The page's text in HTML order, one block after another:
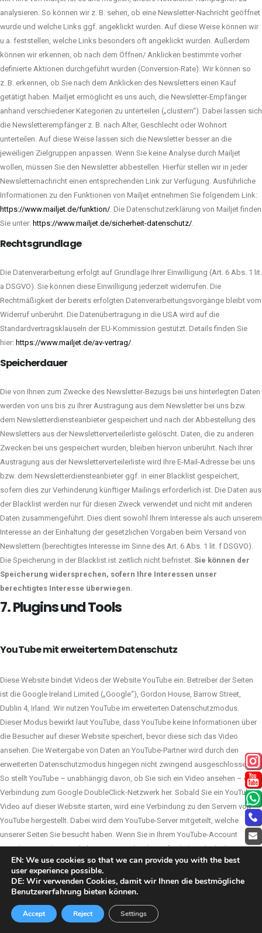
analysieren. So können wir z. B. sehen, ob eine Newsletter-Nachricht geöffnet
wurde und welche Links ggf. angeklickt wurden. Auf diese Weise können wir
u.a. feststellen, welche Links besonders oft angeklickt wurden. Außerdem
können wir erkennen, ob nach dem Öffnen/ Anklicken bestimmte vorher
definierte Aktionen durchgeführt wurden (Conversion-Rate). Wir können so
z. B. erkennen, ob Sie nach dem Anklicken des Newsletters einen Kauf
getätigt haben. Mailjet ermöglicht es uns auch, die Newsletter-Empfänger
anhand verschiedener Kategorien zu unterteilen („clustern“). Dabei lassen sich
die Newsletterempfänger z. B. nach Alter, Geschlecht oder Wohnort
unterteilen. Auf diese Weise lassen sich die Newsletter besser an die
jeweiligen Zielgruppen anpassen. Wenn Sie keine Analyse durch Mailjet
wollen, müssen Sie den Newsletter abbestellen. Hierfür stellen wir in jeder
Newsletternachricht einen entsprechenden Link zur Verfügung. Ausführliche
Informationen zu den Funktionen von Mailjet entnehmen Sie folgendem Link:
https://www.mailjet.de/funktion/. Die Datenschutzerklärung von Mailjet finden
Sie unter: https://www.mailjet.de/sicherheit-datenschutz/.
Rechtsgrundlage
Die Datenverarbeitung erfolgt auf Grundlage Ihrer Einwilligung (Art. 6 Abs. 1 lit.
a DSGVO). Sie können diese Einwilligung jederzeit widerrufen. Die
Rechtmäßigkeit der bereits erfolgten Datenverarbeitungsvorgänge bleibt vom
Widerruf unberührt. Die Datenübertragung in die USA wird auf die
Standardvertragsklauseln der EU-Kommission gestützt. Details finden Sie
hier: https://www.mailjet.de/av-vertrag/.
Speicherdauer
Die von Ihnen zum Zwecke des Newsletter-Bezugs bei uns hinterlegten Daten
werden von uns bis zu Ihrer Austragung aus dem Newsletter bei uns bzw.
dem Newsletterdiensteanbieter gespeichert und nach der Abbestellung des
Newsletters aus der Newsletterverteilerliste gelöscht. Daten, die zu anderen
Zwecken bei uns gespeichert wurden, bleiben hiervon unberührt. Nach Ihrer
Austragung aus der Newsletterverteilerliste wird Ihre E-Mail-Adresse bei uns
bzw. dem Newsletterdiensteanbieter ggf. in einer Blacklist gespeichert,
sofern dies zur Verhinderung künftiger Mailings erforderlich ist. Die Daten aus
der Blacklist werden nur für diesen Zweck verwendet und nicht mit anderen
Daten zusammengeführt. Dies dient sowohl Ihrem Interesse als auch unserem
Interesse an der Einhaltung der gesetzlichen Vorgaben beim Versand von
Newslettern (berechtigtes Interesse im Sinne des Art. 6 Abs. 1 lit. f DSGVO).
Die Speicherung in der Blacklist ist zeitlich nicht befristet. Sie können der
Speicherung widersprechen, sofern Ihre Interessen unser
berechtigtes Interesse überwiegen.
7. Plugins und Tools
YouTube mit erweitertem Datenschutz
Diese Website bindet Videos der Website YouTube ein. Betreiber der Seiten
ist die Google Ireland Limited („Google“), Gordon House, Barrow Street,
Dublin 4, Irland. Wir nutzen YouTube im erweiterten Datenschutzmodus.
Dieser Modus bewirkt laut YouTube, dass YouTube keine Informationen über
die Besucher auf dieser Website speichert, bevor diese sich das Video
ansehen. Die Weitergabe von Daten an YouTube-Partner wird durch den
erweiterten Datenschutzmodus hingegen nicht zwingend ausgeschlossen.
So stellt YouTube – unabhängig davon, ob Sie sich ein Video ansehen – eine
Verbindung zum Google DoubleClick-Netzwerk her. Sobald Sie ein YouTube-
Video auf dieser Website starten, wird eine Verbindung zu den Servern von
YouTube hergestellt. Dabei wird dem YouTube-Server mitgeteilt, welche
unserer Seiten Sie besucht haben. Wenn Sie in Ihrem YouTube-Account
eingeloggt sind, ermöglichen Sie YouTube, Ihr Surfverhalten direkt Ihrem
persönlichen Profil zuzuordnen. Dies können Sie verhindern, indem Sie sich
aus Ihrem YouTube-Account ausloggen. Des Weiteren kann YouTube nach
Starten eines Videos verschiedene Cookies auf Ihrem Endgerät speichern
oder vergleichbare Wiedererkennungstechnologien (z. B. Device-
Fingerprinting) einsetzen. Auf diese Weise kann YouTube Informationen über
EN: We use cookies so that we can provide you with the best
user experience possible.
DE: Wir verwenden Cookies, damit wir Ihnen die bestmögliche
Benutzererfahrung bieten können.
Accept Reject Settings